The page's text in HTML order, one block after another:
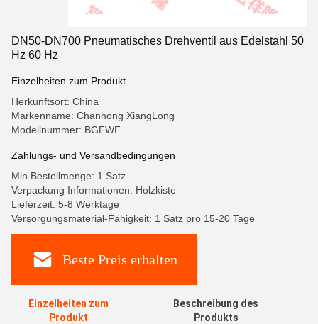
DN50-DN700 Pneumatisches Drehventil aus Edelstahl 50
Hz 60 Hz
Einzelheiten zum Produkt
Herkunftsort: China
Markenname: Chanhong XiangLong
Modellnummer: BGFWF
Zahlungs- und Versandbedingungen
Min Bestellmenge: 1 Satz
Verpackung Informationen: Holzkiste
Lieferzeit: 5-8 Werktage
Versorgungsmaterial-Fähigkeit: 1 Satz pro 15-20 Tage
Beste Preis erhalten
Einzelheiten zum
Produkt
Beschreibung des
Produkts